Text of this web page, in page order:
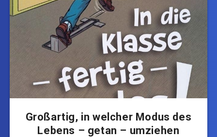
Großartig, in welcher Modus des
Lebens – getan – umziehen